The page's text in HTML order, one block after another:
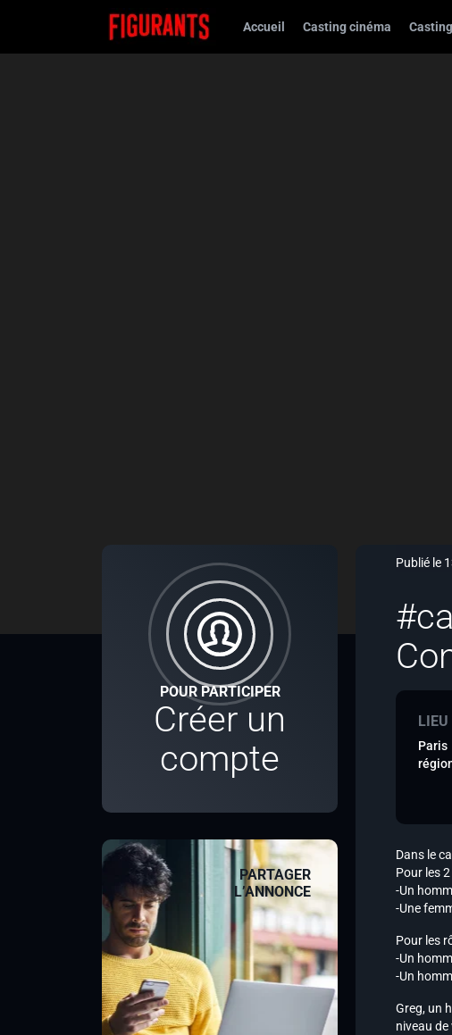
Accueil Casting cinéma
POUR PARTICIPER
Créer un
compte
PARTAGER
L’ANNONCE
Publié le
LIEU
Paris
Dans le
Pour les
-Un
-Une
Pour les
-Un
-Un
Greg, un
niveau